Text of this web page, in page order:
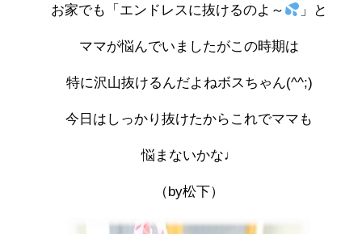
お家でも「エンドレスに抜けるのよ～ 」と
ママが悩んでいましたがこの時期は
特に沢山抜けるんだよねボスちゃん(^^;)
今日はしっかり抜けたからこれでママも
悩まないかな♩
（by松下）